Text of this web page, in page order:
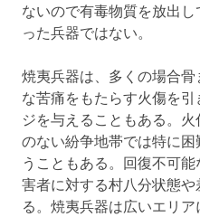
ないので有毒物質を放出
った兵器ではない。
焼夷兵器は、多くの場合
な苦痛をもたらす火傷を
ジを与えることもある。
のない紛争地帯では特に
うこともある。回復不可
害者に対する村八分状態
る。焼夷兵器は広いエリ